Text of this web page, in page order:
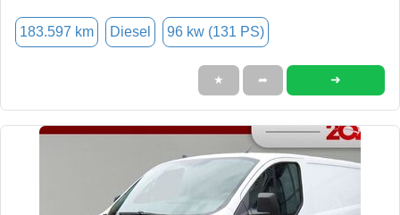
183.597 km Diesel 96 kw (131 PS)
★ ➦ ➜